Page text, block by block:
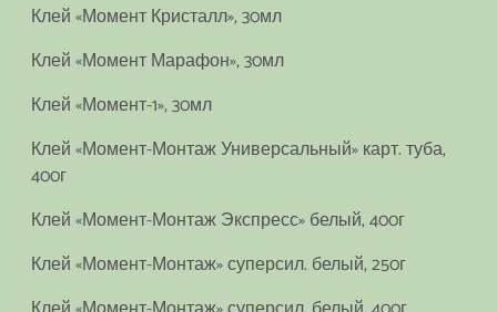
Клей «Момент Кристалл», 30мл
Клей «Момент Марафон», 30мл
Клей «Момент-1», 30мл
Клей «Момент-Монтаж Универсальный» карт. туба,
400г
Клей «Момент-Монтаж Экспресс» белый, 400г
Клей «Момент-Монтаж» суперсил. белый, 250г